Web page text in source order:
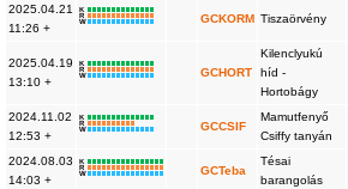
2025.04.21
11:26 +
K
R
W
GCKORM Tiszaörvény
2025.04.19
13:10 +
K
R
W
GCHORT
Kilenclyukú
híd -
Hortobágy
2024.11.02
12:53 +
K
R
W
GCCSIF
Mamutfenyő
Csiffy tanyán
2024.08.03
14:03 +
K
R
W
GCTeba
Tésai
barangolás